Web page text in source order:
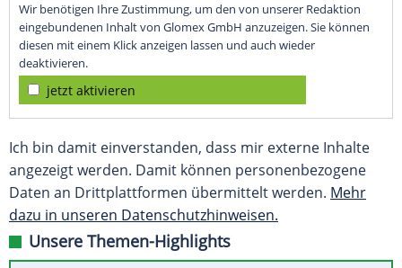
Wir benötigen Ihre Zustimmung, um den von unserer Redaktion
eingebundenen Inhalt von Glomex GmbH anzuzeigen. Sie können
diesen mit einem Klick anzeigen lassen und auch wieder
deaktivieren.
jetzt aktivieren
Ich bin damit einverstanden, dass mir externe Inhalte
angezeigt werden. Damit können personenbezogene
Daten an Drittplattformen übermittelt werden. Mehr
dazu in unseren Datenschutzhinweisen.
Unsere Themen-Highlights